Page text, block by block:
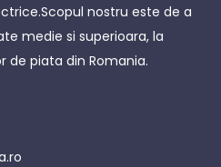
nostru este de a
medie si superioara, la
de piata din Romania.